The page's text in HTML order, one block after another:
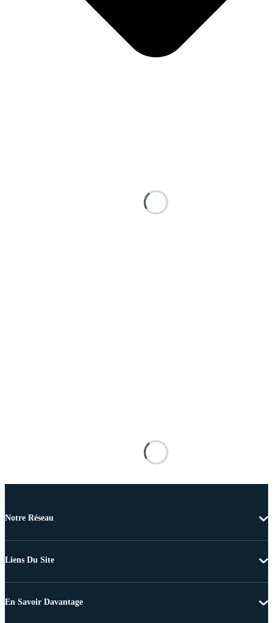
Notre Réseau
Liens Du Site
En Savoir Davantage